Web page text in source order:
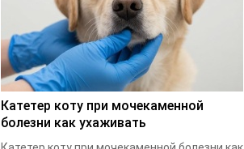
Катетер коту при мочекаменной
болезни как ухаживать